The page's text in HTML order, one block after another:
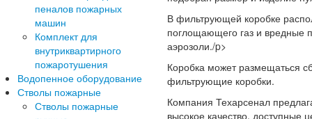
пеналов пожарных
машин
Комплект для
внутриквартирного
пожаротушения
Водопенное оборудование
Стволы пожарные
Стволы пожарные
В фильтрующей коробке
поглощающего газ и вредные
аэрозоли./p>
Коробка может размещаться
фильтрующие коробки.
Компания Техарсенал
высокое качество, доступные